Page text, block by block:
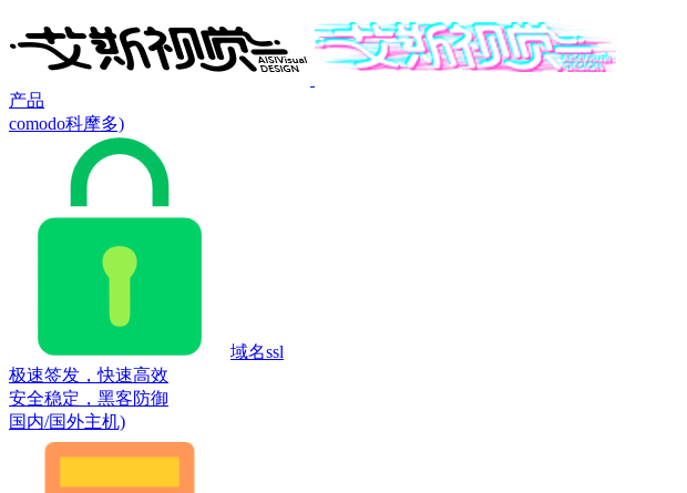
产品
comodo科摩多)
域名ssl
极速签发，快速高效
安全稳定，黑客防御
国内/国外主机)